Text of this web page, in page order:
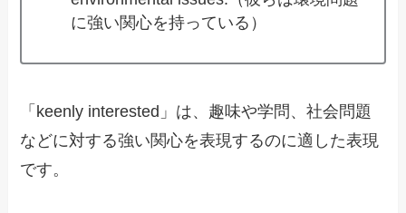
に強い関心を持っている）
「keenly interested」は、趣味や学問、社会問題
などに対する強い関心を表現するのに適した表現
です。